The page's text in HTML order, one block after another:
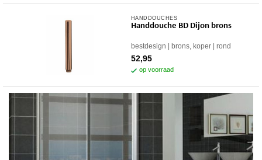
HANDDOUCHES
Handdouche BD Dijon brons
bestdesign brons, koper rond
52,95
op voorraad